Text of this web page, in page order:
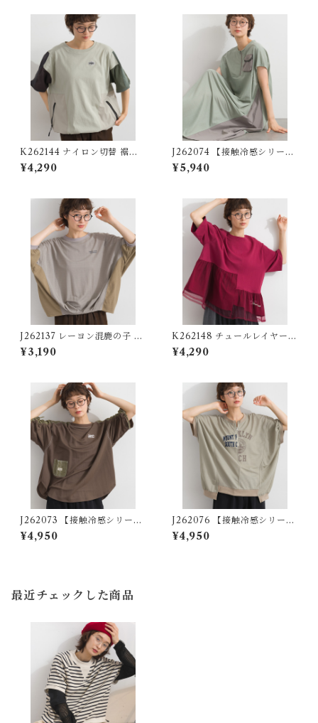
K262144 ナイロン切替 裾ド
ロストプルオーバー / Nylon-
Panel Drawstring-Hem Pul
¥4,290
J262074 【接触冷感シリー
ズ】カノコ異素材切替フロン
トZIPワンピース / Cool-To
¥5,940
J262137 レーヨン混鹿の子 異
素材切替コクーンプルオーバ
ー / Rayon-Blend Piqué Mi
¥3,190
K262148 チュールレイヤード
異素材切替プルオーバー / Tul
le-Layered Mixed-Fabric
¥4,290
J262073 【接触冷感シリー
ズ】異素材切替 袖シャーリン
グプルオーバー / Cool-Touc
¥4,950
J262076 【接触冷感シリー
ズ】リメイク風ドルマンハー
フZIPプリントプルオーバー /
¥4,950
最近チェックした商品